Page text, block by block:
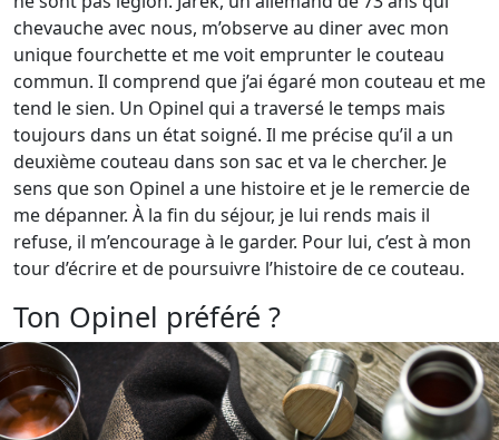
chevauche avec nous, m’observe au diner avec mon
unique fourchette et me voit emprunter le couteau
commun. Il comprend que j’ai égaré mon couteau et me
tend le sien. Un Opinel qui a traversé le temps mais
toujours dans un état soigné. Il me précise qu’il a un
deuxième couteau dans son sac et va le chercher. Je
sens que son Opinel a une histoire et je le remercie de
me dépanner. À la fin du séjour, je lui rends mais il
refuse, il m’encourage à le garder. Pour lui, c’est à mon
tour d’écrire et de poursuivre l’histoire de ce couteau.
Ton Opinel préféré ?